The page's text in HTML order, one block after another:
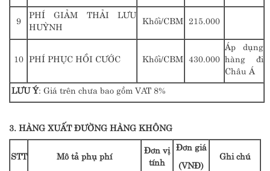
9
PHÍ GIẢM THẢI LƯU
HUỲNH
Khối/CBM 215.000
10 PHÍ PHỤC HỒI CƯỚC Khối/CBM 430.000
Áp dụng
hàng đi
Châu Á
LƯU Ý: Giá trên chưa bao gồm VAT 8%
3. HÀNG XUẤT ĐƯỜNG HÀNG KHÔNG
STT Mô tả phụ phí
Đơn vị
tính
Đơn giá
(VNĐ)
Ghi chú